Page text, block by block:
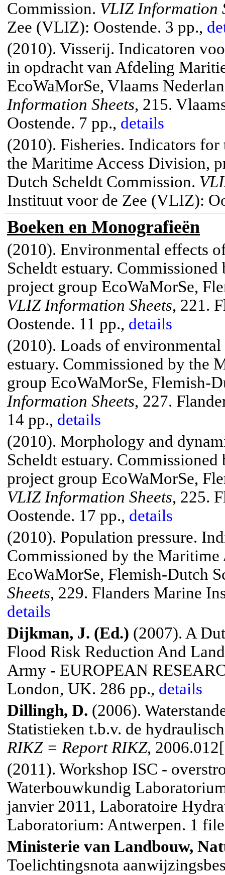
Commission. VLIZ Information
Zee (VLIZ): Oostende. 3 pp.,
(2010). Visserij. Indicatoren
in opdracht van Afdeling
EcoWaMorSe, Vlaams
Information Sheets, 215.
Oostende. 7 pp., details
(2010). Fisheries. Indicators
the Maritime Access Division,
Dutch Scheldt Commission.
Instituut voor de Zee (VLIZ):
Boeken en Monografieën
(2010). Environmental effects
Scheldt estuary.
project group EcoWaMorSe,
VLIZ Information Sheets, 221.
Oostende. 11 pp., details
(2010). Loads of
estuary. Commissioned by the
group EcoWaMorSe, Flemish-
Information Sheets, 227.
14 pp., details
(2010). Morphology and
Scheldt estuary.
project group EcoWaMorSe,
VLIZ Information Sheets, 225.
Oostende. 17 pp., details
(2010). Population pressure.
Commissioned by the
EcoWaMorSe, Flemish-Dutch
Sheets, 229. Flanders Marine
details
Dijkman, J. (Ed.) (2007). A
Flood Risk Reduction And
Army - EUROPEAN
London, UK. 286 pp., details
Dillingh, D. (2006).
Statistieken t.b.v. de
RIKZ = Report RIKZ,
(2011). Workshop ISC -
Waterbouwkundig
janvier 2011, Laboratoire
Laboratorium: Antwerpen. 1
Ministerie van Landbouw,
Toelichtingsnota